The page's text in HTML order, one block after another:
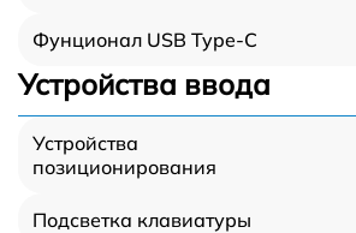
Фунционал USB Type-C
Устройства ввода
Устройства
позиционирования
Подсветка клавиатуры